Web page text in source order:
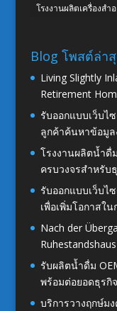
โรงงานผลิตเครื่องสำ
Blog โพสต์ล่า
Living Slightly
Retirement
รับออกแบบเว็บไ
ลูกค้าค้นหาข้อมูล
โรงงานผลิตน้ำดื่
ครบวงจรสำหรับ
รับออกแบบเว็บไ
เพื่อเพิ่มโอกาสใ
Nach der
รับผลิตน้ำดื่ม
พร้อมต่อยอดธุรกิ
บริการวางฤกษ์ม